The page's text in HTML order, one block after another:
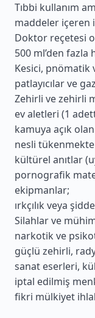
Tıbbi kullanım
maddeler içeren
Doktor reçetesi
500 ml’den fazla
Kesici, pnömatik
patlayıcılar ve
Zehirli ve zehirli
ev aletleri (1
kamuya açık
nesli
kültürel anıtlar
pornografik
ekipmanlar;
ırkçılık veya
Silahlar ve
narkotik ve
güçlü zehirli,
sanat eserleri,
iptal edilmiş
fikri mülkiyet